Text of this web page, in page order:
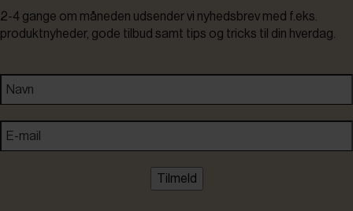
2-4 gange om måneden udsender vi nyhedsbrev med f.eks.
produktnyheder, gode tilbud samt tips og tricks til din hverdag.
Tilmeld